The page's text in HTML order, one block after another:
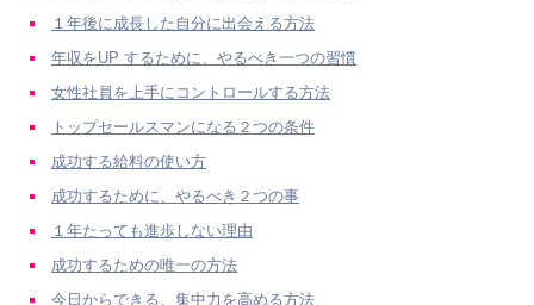
１年後に成長した自分に出会える方法
年収をUP するために、やるべき一つの習慣
女性社員を上手にコントロールする方法
トップセールスマンになる２つの条件
成功する給料の使い方
成功するために、やるべき２つの事
１年たっても進歩しない理由
成功するための唯一の方法
今日からできる、集中力を高める方法